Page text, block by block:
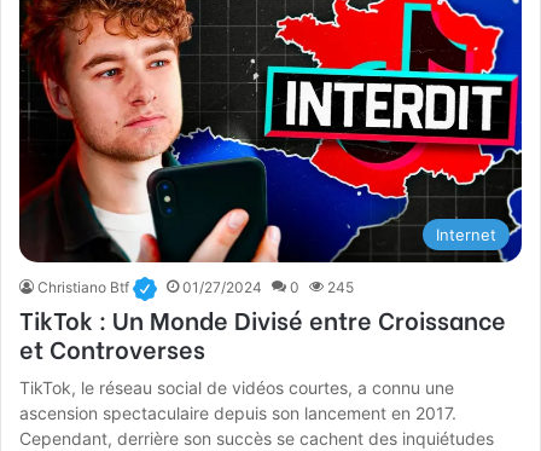
Internet
Christiano Btf 01/27/2024 0 245
TikTok : Un Monde Divisé entre Croissance
et Controverses
TikTok, le réseau social de vidéos courtes, a connu une
ascension spectaculaire depuis son lancement en 2017.
Cependant, derrière son succès se cachent des inquiétudes